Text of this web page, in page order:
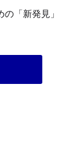
「新発見」